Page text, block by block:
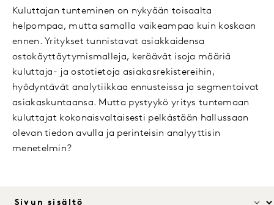
Kuluttajan tunteminen on nykyään toisaalta
helpompaa, mutta samalla vaikeampaa kuin koskaan
ennen. Yritykset tunnistavat asiakkaidensa
ostokäyttäytymismalleja, keräävät isoja määriä
kuluttaja- ja ostotietoja asiakasrekistereihin,
hyödyntävät analytiikkaa ennusteissa ja segmentoivat
asiakaskuntaansa. Mutta pystyykö yritys tuntemaan
kuluttajat kokonaisvaltaisesti pelkästään hallussaan
olevan tiedon avulla ja perinteisin analyyttisin
menetelmin?